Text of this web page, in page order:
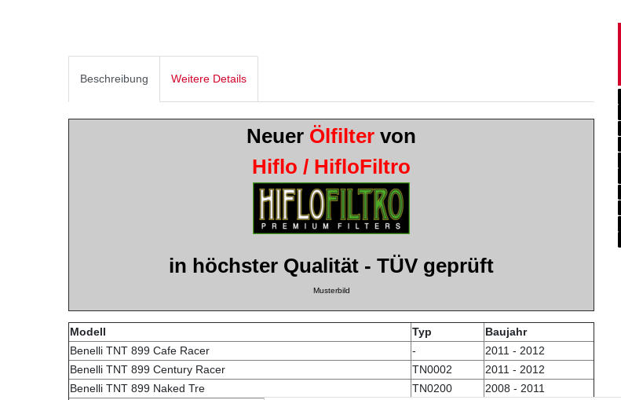
Beschreibung Weitere Details
Neuer Ölfilter von
Hiflo / HifloFiltro
in höchster Qualität - TÜV geprüft
Musterbild
Modell Typ
Baujahr
Benelli TNT 899 Cafe Racer
-
2011 - 2012
Benelli TNT 899 Century Racer
TN0002
2011 - 2012
Benelli TNT 899 Naked Tre
TN0200
2008 - 2011